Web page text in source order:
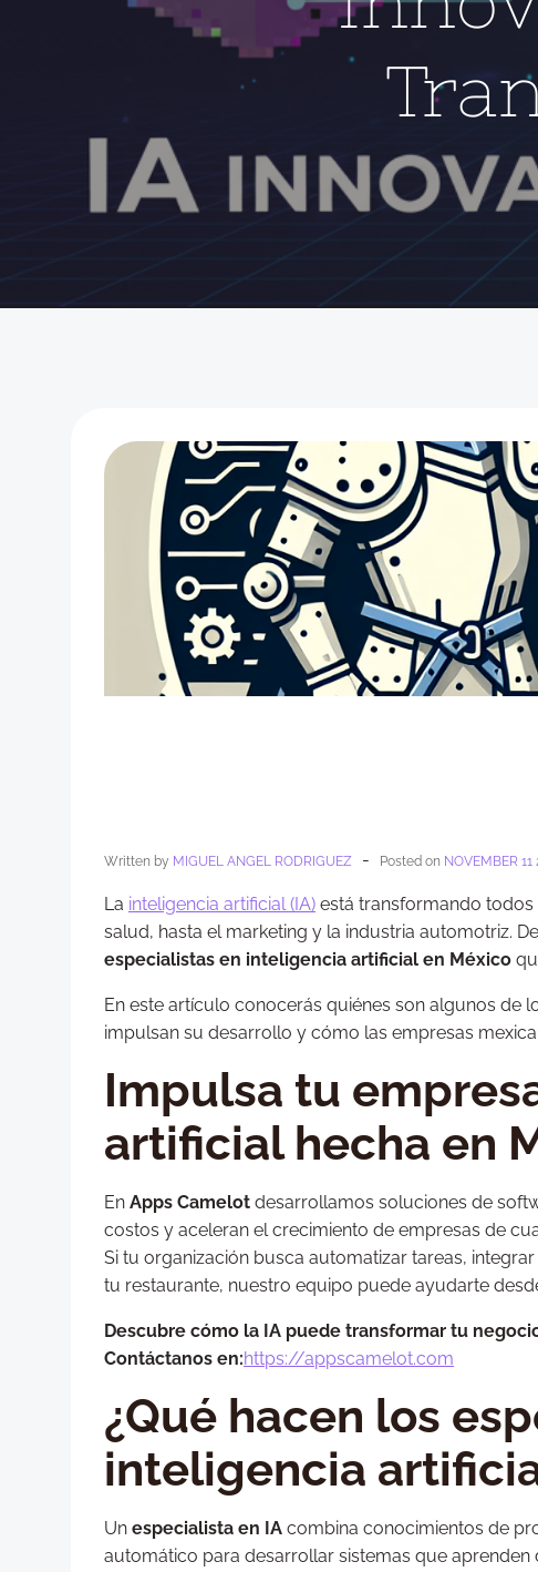
Written by MIGUEL ANGEL RODRIGUEZ - Posted on NOVEMBER 11
La inteligencia artificial (IA) está transformando
salud, hasta el marketing y la industria automotriz.
especialistas en inteligencia artificial en México
En este artículo conocerás quiénes son algunos de
impulsan su desarrollo y cómo las empresas
Impulsa tu
artificial hecha en
En Apps Camelot desarrollamos soluciones de
costos y aceleran el crecimiento de empresas de
Si tu organización busca automatizar tareas,
tu restaurante, nuestro equipo puede ayudarte
Descubre cómo la IA puede transformar tu
Contáctanos en:https://appscamelot.com
¿Qué hacen los
inteligencia
Un especialista en IA combina conocimientos de
automático para desarrollar sistemas que